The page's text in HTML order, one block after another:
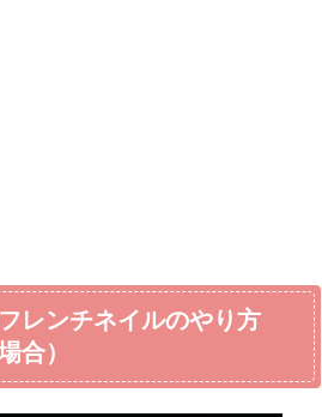
レンチネイルのやり方
合）